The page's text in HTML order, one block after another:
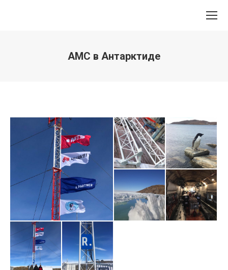
АМС в Антарктиде